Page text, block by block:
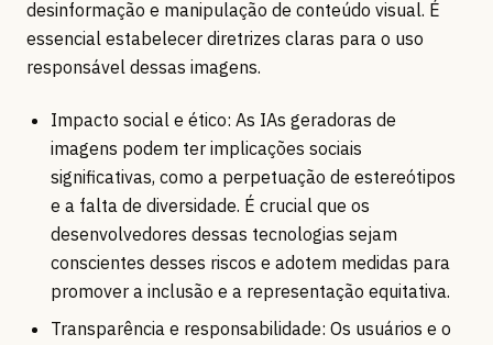
desinformação e manipulação de conteúdo visual. É
essencial estabelecer diretrizes claras para o uso
responsável dessas imagens.
Impacto social e ético: As IAs geradoras de
imagens podem ter implicações sociais
significativas, como a perpetuação de estereótipos
e a falta de diversidade. É crucial que os
desenvolvedores dessas tecnologias sejam
conscientes desses riscos e adotem medidas para
promover a inclusão e a representação equitativa.
Transparência e responsabilidade: Os usuários e o